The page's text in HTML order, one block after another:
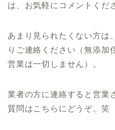
は、お気軽にコメントくだ
あまり見られたくない方は
りご連絡ください（無添加
営業は一切しません）。
業者の方に連絡すると営業
質問はこちらにどうぞ。笑